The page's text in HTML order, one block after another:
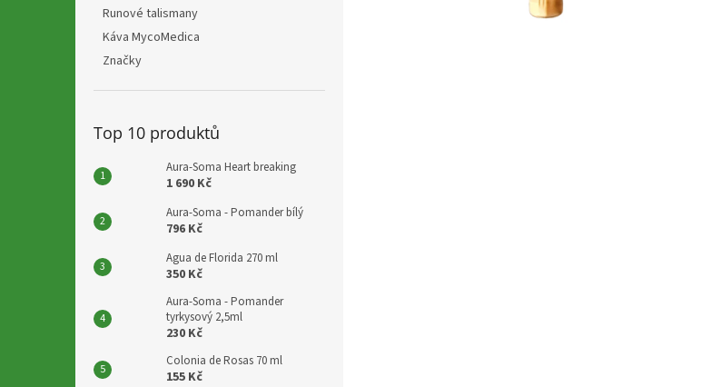
Runové talismany
Káva MycoMedica
Značky
Top 10 produktů
Aura-Soma Heart breaking
1 690 Kč
Aura-Soma - Pomander bílý
796 Kč
Agua de Florida 270 ml
350 Kč
Aura-Soma - Pomander
tyrkysový 2,5ml
230 Kč
Colonia de Rosas 70 ml
155 Kč